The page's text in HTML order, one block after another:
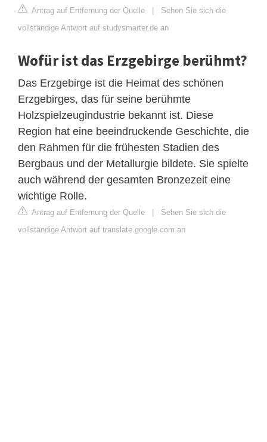
Antrag auf Entfernung der Quelle | Sehen Sie sich die
vollständige Antwort auf studysmarter.de an
Wofür ist das Erzgebirge berühmt?
Das Erzgebirge ist die Heimat des schönen
Erzgebirges, das für seine berühmte
Holzspielzeugindustrie bekannt ist. Diese
Region hat eine beeindruckende Geschichte, die
den Rahmen für die frühesten Stadien des
Bergbaus und der Metallurgie bildete. Sie spielte
auch während der gesamten Bronzezeit eine
wichtige Rolle.
Antrag auf Entfernung der Quelle | Sehen Sie sich die
vollständige Antwort auf translate.google.com an